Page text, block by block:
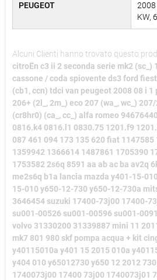
PEUGEOT
2008
KW,
Alcuni Clienti hanno trovato questo
citroËn c3 ii 2 seconda serie mk2 (sc_)
cassone / coda spiovente ds3 ford
(cb1, ccn) tdci van peugeot 2008 08 i 1
206+ (2l_, 2m_) eco 207 (wa_, wc_)
(cr8hr0) (ca_, cc_) alfa romeo
0816.k4 0816.l1 0830.75 1201.f9
087 461 094 173 135 620 fiat 1147585
1359942 1366614 1487861 1705390
1753582 2s6q 8591 aa ab ac ba av2q
me2s6q b1a lancia mazda y401-15-
15-010 y650-12-730 y650-12-730a
3646454 suzuki 17400-73j00 17400-
su001-00526 su001-00596 su001-
volvo 31330200 31339887 mini 11
mk7 801 980 skf pompa acqua + kit
y40115010a y401 15 2015 010a
y404 010 y65012730 y650 12 2012
1740073j00 17400 73j00 1740073j01